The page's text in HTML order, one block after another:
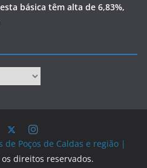
básica têm alta de 6,83%,
de Poços de Caldas e região |
os direitos reservados.